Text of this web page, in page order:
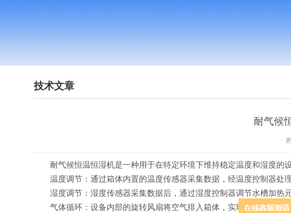
技术文章
耐气候
耐气候恒温恒湿机是一种用于在特定环境下维持稳定温度和湿度的设
温度调节：通过箱体内置的温度传感器采集数据，经温度控制器处
湿度调节：湿度传感器采集数据后，通过湿度控制器调节水槽加热元
气体循环：设备内部的旋转风扇将空气排入箱体，实现气体循环，